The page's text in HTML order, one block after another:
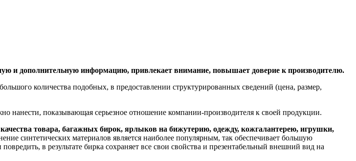
и дополнительную информацию, привлекает внимание, повышает доверие к производителю.
количества подобных, в предоставлении структурированных сведений (цена, размер,
нанести, показывающая серьезное отношение компании-производителя к своей продукции.
товара, багажных бирок, ярлыков на бижутерию, одежду, кожгалантерею, игрушки,
синтетических материалов является наиболее популярным, так обеспечивает большую
в результате бирка сохраняет все свои свойства и презентабельный внешний вид на